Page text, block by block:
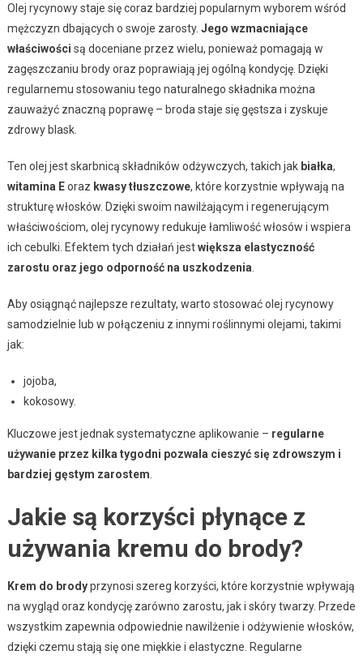
Olej rycynowy staje się coraz bardziej popularnym wyborem wśród
mężczyzn dbających o swoje zarosty. Jego wzmacniające
właściwości są doceniane przez wielu, ponieważ pomagają w
zagęszczaniu brody oraz poprawiają jej ogólną kondycję. Dzięki
regularnemu stosowaniu tego naturalnego składnika można
zauważyć znaczną poprawę – broda staje się gęstsza i zyskuje
zdrowy blask.
Ten olej jest skarbnicą składników odżywczych, takich jak białka,
witamina Eoraz kwasy tłuszczowe, które korzystnie wpływają na
strukturę włosków. Dzięki swoim nawilżającym i regenerującym
właściwościom, olej rycynowy redukuje łamliwość włosów i wspiera
ich cebulki. Efektem tych działań jestwiększa elastyczność
zarostu oraz jego odporność na uszkodzenia
Aby osiągnąć najlepsze rezultaty, warto stosować olej rycynowy
samodzielnie lub w połączeniu z innymi roślinnymi olejami, takimi
jak:
jojoba,
kokosowy.
Kluczowe jest jednak systematyczne aplikowanie – regularne
używanie przez kilka tygodni pozwala cieszyć się zdrowszym i
bardziej gęstym zarostem
Jakie są korzyści płynące z
używania kremu do brody?
Krem do brodyprzynosi szereg korzyści, które korzystnie wpływają
na wygląd oraz kondycję zarówno zarostu, jak i skóry twarzy. Przede
wszystkim zapewnia odpowiednie nawilżenie i odżywienie włosków,
dzięki czemu stają się one miękkie i elastyczne. Regularne